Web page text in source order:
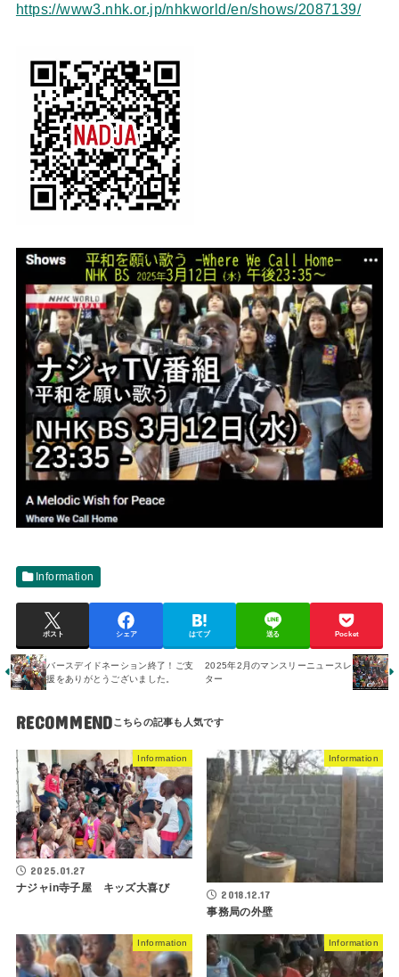
https://www3.nhk.or.jp/nhkworld/en/shows/2087139/
Information
ポスト シェア はてブ 送る Pocket
バースデイドネーション終了！ご支
援をありがとうございました。
2025年2月のマンスリーニュースレ
ター
RECOMMEND
Information
2025.01.27
ナジャin寺子屋 キッズ大喜び
Information
2018.12.17
事務局の外壁
Information Information